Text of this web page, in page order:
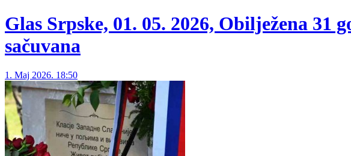
Glas Srpske, 01. 05. 2026, Obilježena
sačuvana
1. Maj 2026. 18:50